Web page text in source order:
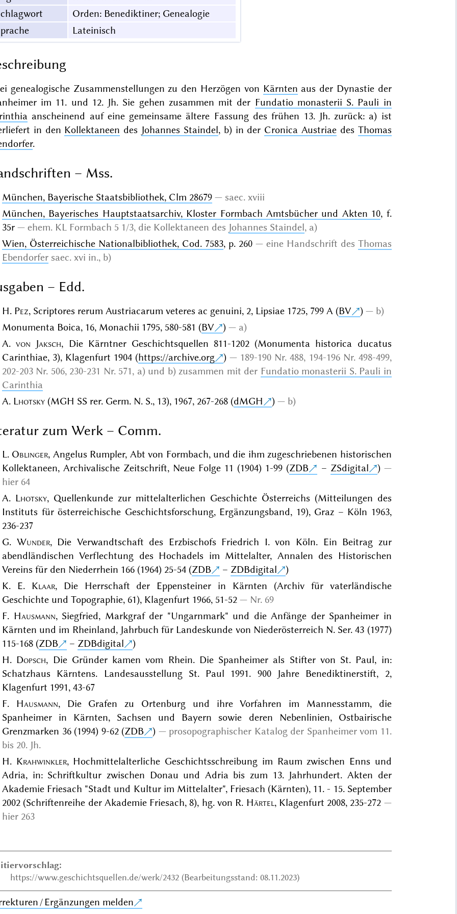
Orden: Benediktiner; Genealogie
Lateinisch
genealogische Zusammenstellungen zu den Herzögen von Kärnten aus der Dynastie der
im 11. und 12. Jh. Sie gehen zusammen mit der Fundatio monasterii S. Pauli in
anscheinend auf eine gemeinsame ältere Fassung des frühen 13. Jh. zurück: a) ist
in den Kollektaneen des Johannes Staindel, b) in der Cronica Austriae des Thomas
.
– Mss.
München, Bayerische Staatsbibliothek, Clm 28679
saec. xviii
München, Bayerisches Hauptstaatsarchiv, Kloster Formbach Amtsbücher und Akten 10, f.
35r
ehem. KL Formbach 5 1/3, die Kollektaneen des Johannes Staindel, a)
Wien, Österreichische Nationalbibliothek, Cod. 7583, p. 260 eine Handschrift des Thomas
Ebendorfersaec. xvi in., b)
– Edd.
H. Pez, Scriptores rerum Austriacarum veteres ac genuini, 2, Lipsiae 1725, 799 A (BV )
b)
Monumenta Boica, 16, Monachii 1795, 580-581 (BV )
a)
A.von Jaksch, Die Kärntner Geschichtsquellen 811-1202 (Monumenta historica ducatus
Carinthiae, 3), Klagenfurt 1904 (https://archive.org )
189-190 Nr. 488, 194-196 Nr. 498-499,
202-203 Nr. 506, 230-231 Nr. 571, a) und b) zusammen mit der Fundatio monasterii S. Pauli in
Carinthia
A. Lhotsky(MGH SS rer. Germ. N. S., 13), 1967, 267-268 (dMGH ) b)
zum Werk – Comm.
L. Oblinger, Angelus Rumpler, Abt von Formbach, und die ihm zugeschriebenen historischen
Kollektaneen, Archivalische Zeitschrift, Neue Folge 11 (1904) 1-99 (ZDB – ZSdigital
)
hier 64
A. Lhotsky, Quellenkunde zur mittelalterlichen Geschichte Österreichs (Mitteilungen des
Instituts für österreichische Geschichtsforschung, Ergänzungsband, 19), Graz – Köln 1963,
236-237
G. Wunder, Die Verwandtschaft des Erzbischofs Friedrich I. von Köln. Ein Beitrag zur
abendländischen Verflechtung des Hochadels im Mittelalter, Annalen des Historischen
Vereins für den Niederrhein 166 (1964) 25-54 (ZDB – ZDBdigital
)
K. E. Klaar, Die Herrschaft der Eppensteiner in Kärnten (Archiv für vaterländische
Geschichte und Topographie, 61), Klagenfurt 1966, 51-52
Nr. 69
F. Hausmann, Siegfried, Markgraf der "Ungarnmark" und die Anfänge der Spanheimer in
Kärnten und im Rheinland, Jahrbuch für Landeskunde von Niederösterreich N. Ser. 43 (1977)
115-168 (ZDB – ZDBdigital
)
H. Dopsch, Die Gründer kamen vom Rhein. Die Spanheimer als Stifter von St. Paul, in:
Schatzhaus Kärntens. Landesausstellung St. Paul 1991. 900 Jahre Benediktinerstift, 2,
Klagenfurt 1991, 43-67
F. Hausmann, Die Grafen zu Ortenburg und ihre Vorfahren im Mannesstamm, die
Spanheimer in Kärnten, Sachsen und Bayern sowie deren Nebenlinien, Ostbairische
Grenzmarken 36 (1994) 9-62 (ZDB )
prosopographischer Katalog der Spanheimer vom 11.
bis 20. Jh.
H. Krahwinkler, Hochmittelalterliche Geschichtsschreibung im Raum zwischen Enns und
Adria, in: Schriftkultur zwischen Donau und Adria bis zum 13. Jahrhundert. Akten der
Akademie Friesach "Stadt und Kultur im Mittelalter", Friesach (Kärnten), 11. - 15. September
2002 (Schriftenreihe der Akademie Friesach, 8), hg. von R. Härtel, Klagenfurt 2008, 235-272
hier 263
https://www.geschichtsquellen.de/werk/2432 (Bearbeitungsstand: 08.11.2023)
/ Ergänzungen melden